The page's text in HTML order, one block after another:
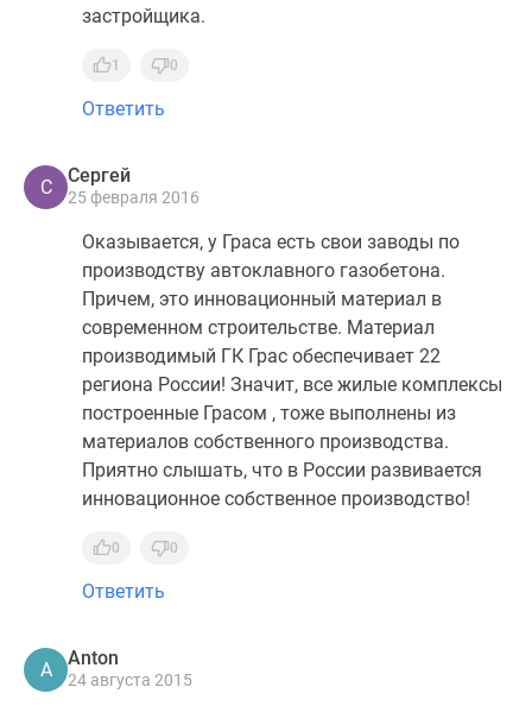
застройщика.
1 0
Ответить
С
Сергей
25 февраля 2016
Оказывается, у Граса есть свои заводы по
производству автоклавного газобетона.
Причем, это инновационный материал в
современном строительстве. Материал
производимый ГК Грас обеспечивает 22
региона России! Значит, все жилые комплексы
построенные Грасом , тоже выполнены из
материалов собственного производства.
Приятно слышать, что в России развивается
инновационное собственное производство!
0 0
Ответить
A
Anton
24 августа 2015